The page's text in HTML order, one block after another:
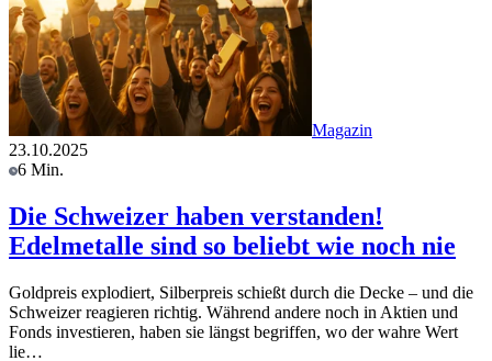
Magazin
23.10.2025
6 Min.
Die Schweizer haben verstanden!
Edelmetalle sind so beliebt wie noch nie
Goldpreis explodiert, Silberpreis schießt durch die Decke – und die
Schweizer reagieren richtig. Während andere noch in Aktien und
Fonds investieren, haben sie längst begriffen, wo der wahre Wert
lie…